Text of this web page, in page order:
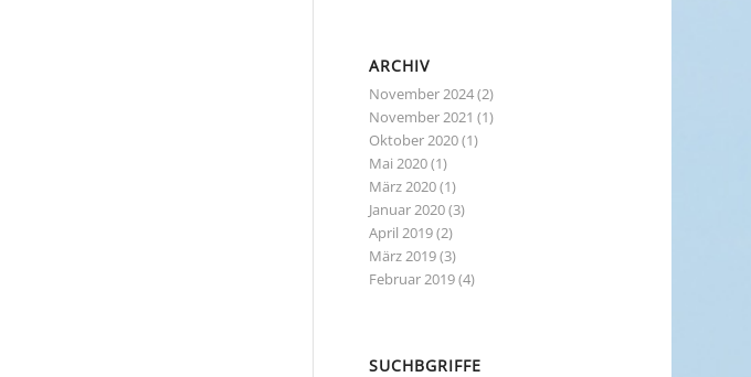
ARCHIV
November 2024(2)
November 2021 (1)
Oktober 2020(1)
Mai 2020(1)
März 2020(1)
Januar 2020(3)
April 2019(2)
März 2019(3)
Februar 2019(4)
SUCHBGRIFFE